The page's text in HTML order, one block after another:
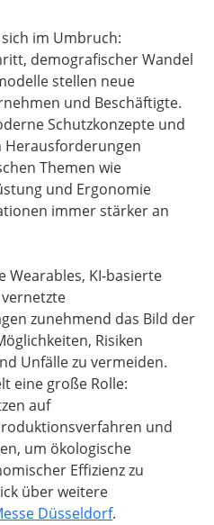
im Umbruch:
demografischer Wandel
stellen neue
und Beschäftigte.
Schutzkonzepte und
Herausforderungen
Themen wie
und Ergonomie
immer stärker an
Wearables, KI-basierte
zunehmend das Bild der
Risiken
Unfälle zu vermeiden.
eine große Rolle:
auf
und
um ökologische
Effizienz zu
über weitere
Düsseldorf.